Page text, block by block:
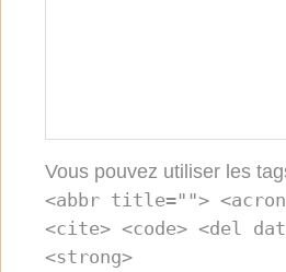
Vous pouvez utiliser les
<abbr title="">
<cite> <code> <del
<strong>